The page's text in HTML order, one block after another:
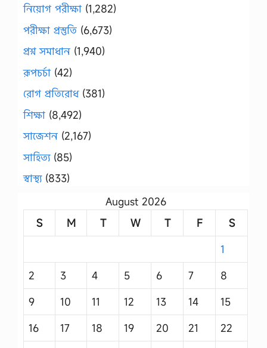
নিয়োগ পরীক্ষা (1,282)
পরীক্ষা প্রস্তুতি (6,673)
প্রশ্ন সমাধান (1,940)
রূপচর্চা (42)
রোগ প্রতিরোধ(381)
শিক্ষা (8,492)
সাজেশন (2,167)
সাহিত্য(85)
স্বাস্থ্য(833)
August 2026
S
M T W T F
S
1
2
3 4 5 6 7
8
9
10 11 12 13 14
15
16
17 18 19 20 21
22